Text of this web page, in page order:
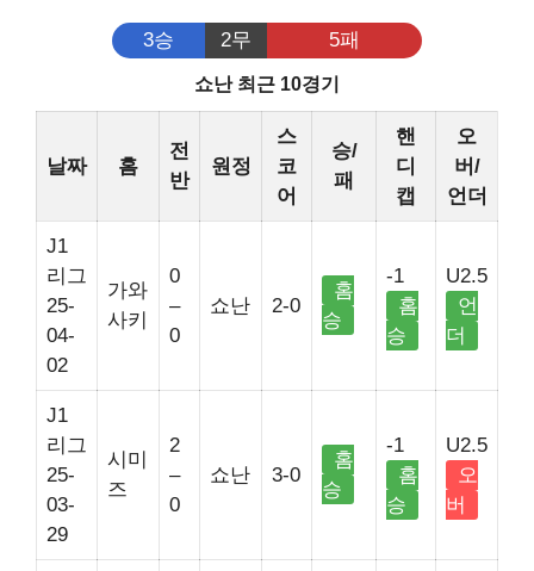
3승 2무 5패
쇼난 최근 10경기
날짜 홈
전
반
원정
스
코
어
승/
패
핸
디
캡
오
버/
언더
J1
리그
25-
04-
02
가와
사키
0
–
0
쇼난 2-0
홈
승
-1
홈
승
U2.5
언
더
J1
리그
25-
03-
29
시미
즈
2
–
0
쇼난 3-0
홈
승
-1
홈
승
U2.5
오
버